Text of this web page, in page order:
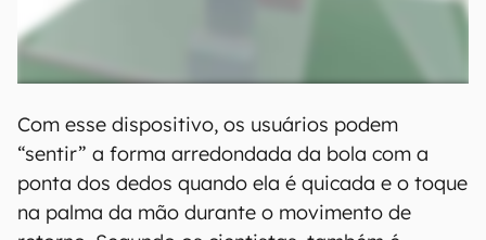
de ar para reproduzir o contato entre a
superfície da bola e a mão.